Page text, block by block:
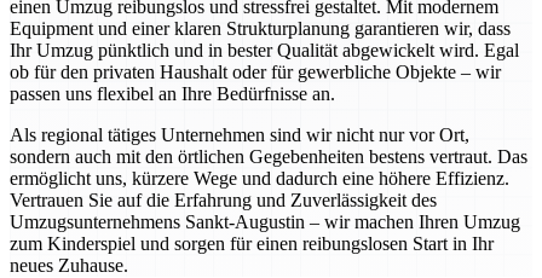
einen Umzug reibungslos und stressfrei gestaltet. Mit modernem
Equipment und einer klaren Strukturplanung garantieren wir, dass
Ihr Umzug pünktlich und in bester Qualität abgewickelt wird. Egal
ob für den privaten Haushalt oder für gewerbliche Objekte – wir
passen uns flexibel an Ihre Bedürfnisse an.
Als regional tätiges Unternehmen sind wir nicht nur vor Ort,
sondern auch mit den örtlichen Gegebenheiten bestens vertraut. Das
ermöglicht uns, kürzere Wege und dadurch eine höhere Effizienz.
Vertrauen Sie auf die Erfahrung und Zuverlässigkeit des
Umzugsunternehmens Sankt-Augustin – wir machen Ihren Umzug
zum Kinderspiel und sorgen für einen reibungslosen Start in Ihr
neues Zuhause.